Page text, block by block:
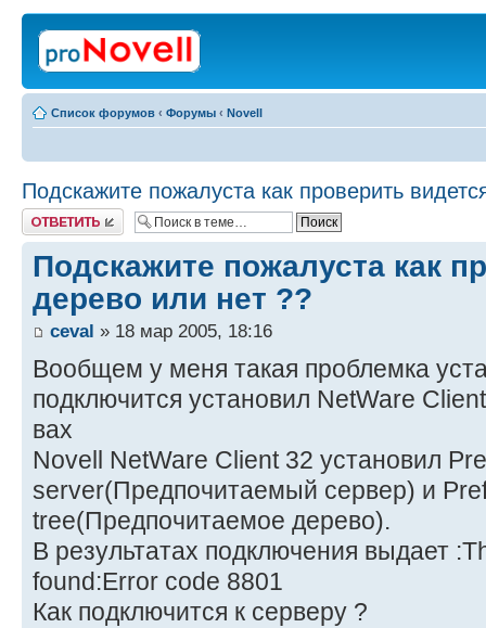
Список форумов ‹ Форумы ‹ Novell
Подскажите пожалуста как проверить
Ответить
Подскажите пожалуста как
дерево или нет ??
ceval » 18 мар 2005, 18:16
Вообщем у меня такая проблемка
подключится установил NetWare
вах
Novell NetWare Client 32 установил
server(Предпочитаемый сервер) и
tree(Предпочитаемое дерево).
В результатах подключения выдает
found:Error code 8801
Как подключится к серверу ?